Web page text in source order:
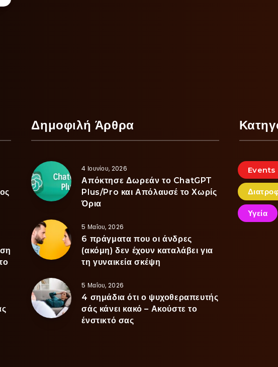
Δημοφιλή Άρθρα
4 Ιουνίου, 2026
Απόκτησε Δωρεάν το ChatGPT
Plus/Pro και Απόλαυσέ το Χωρίς
Όρια
5 Μαΐου, 2026
6 πράγματα που οι άνδρες
(ακόμη) δεν έχουν καταλάβει για
τη γυναικεία σκέψη
5 Μαΐου, 2026
4 σημάδια ότι ο ψυχοθεραπευτής
σάς κάνει κακό – Ακούστε το
ένστικτό σας
Events
Υγεία